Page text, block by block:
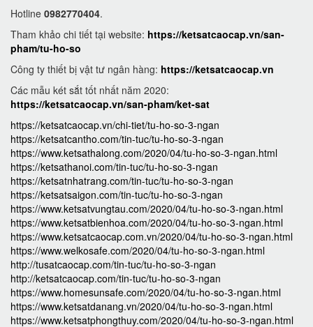
Hotline 0982770404.
Tham khảo chi tiết tại website: https://ketsatcaocap.vn/san-
pham/tu-ho-so
Công ty thiết bị vật tư ngân hàng: https://ketsatcaocap.vn
Các mẫu két sắt tốt nhất năm 2020:
https://ketsatcaocap.vn/san-pham/ket-sat
https://ketsatcaocap.vn/chi-tiet/tu-ho-so-3-ngan
https://ketsatcantho.com/tin-tuc/tu-ho-so-3-ngan
https://www.ketsathalong.com/2020/04/tu-ho-so-3-ngan.html
https://ketsathanoi.com/tin-tuc/tu-ho-so-3-ngan
https://ketsatnhatrang.com/tin-tuc/tu-ho-so-3-ngan
https://ketsatsaigon.com/tin-tuc/tu-ho-so-3-ngan
https://www.ketsatvungtau.com/2020/04/tu-ho-so-3-ngan.html
https://www.ketsatbienhoa.com/2020/04/tu-ho-so-3-ngan.html
https://www.ketsatcaocap.com.vn/2020/04/tu-ho-so-3-ngan.html
https://www.welkosafe.com/2020/04/tu-ho-so-3-ngan.html
http://tusatcaocap.com/tin-tuc/tu-ho-so-3-ngan
http://ketsatcaocap.com/tin-tuc/tu-ho-so-3-ngan
https://www.homesunsafe.com/2020/04/tu-ho-so-3-ngan.html
https://www.ketsatdanang.vn/2020/04/tu-ho-so-3-ngan.html
https://www.ketsatphongthuy.com/2020/04/tu-ho-so-3-ngan.html